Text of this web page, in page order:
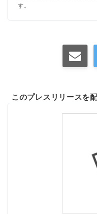
す。
このプレスリリースを